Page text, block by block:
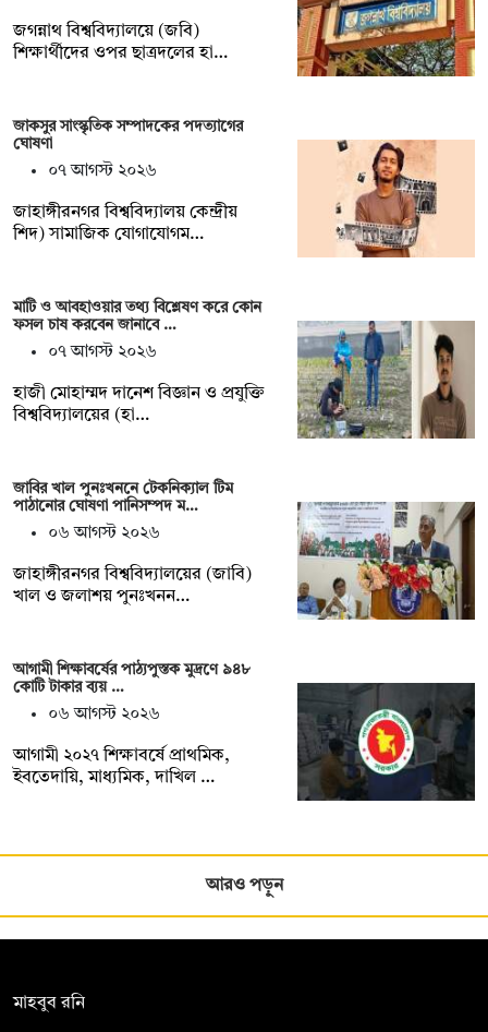
জগন্নাথ বিশ্ববিদ্যালয়ে (জবি)
শিক্ষার্থীদের ওপর ছাত্রদলের হা…
জাকসুর সাংস্কৃতিক সম্পাদকের পদত্যাগের
ঘোষণা
০৭ আগস্ট ২০২৬
‎জাহাঙ্গীরনগর বিশ্ববিদ্যালয় কেন্দ্রীয়
শিদ) সামাজিক যোগাযোগম…
মাটি ও আবহাওয়ার তথ্য বিশ্লেষণ করে কোন
ফসল চাষ করবেন জানাবে …
০৭ আগস্ট ২০২৬
হাজী মোহাম্মদ দানেশ বিজ্ঞান ও প্রযুক্তি
বিশ্ববিদ্যালয়ের (হা…
জাবির খাল পুনঃখননে টেকনিক্যাল টিম
পাঠানোর ঘোষণা পানিসম্পদ ম…
০৬ আগস্ট ২০২৬
‎‎জাহাঙ্গীরনগর বিশ্ববিদ্যালয়ের (জাবি)
খাল ও জলাশয় পুনঃখনন…
আগামী শিক্ষাবর্ষের পাঠ্যপুস্তক মুদ্রণে ৯৪৮
কোটি টাকার ব্যয় …
০৬ আগস্ট ২০২৬
আগামী ২০২৭ শিক্ষাবর্ষে প্রাথমিক,
ইবতেদায়ি, মাধ্যমিক, দাখিল …
আরও পড়ুন
মাহবুব রনি